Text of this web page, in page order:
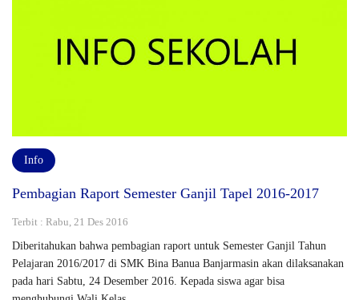
Info
Pembagian Raport Semester Ganjil Tapel 2016-2017
Terbit : Rabu, 21 Des 2016
Diberitahukan bahwa pembagian raport untuk Semester Ganjil Tahun
Pelajaran 2016/2017 di SMK Bina Banua Banjarmasin akan dilaksanakan
pada hari Sabtu, 24 Desember 2016. Kepada siswa agar bisa